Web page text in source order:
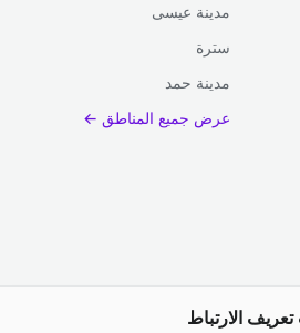
الارتباط
مدينة عيسى
سترة
مدينة حمد
عرض جميع المناطق ←